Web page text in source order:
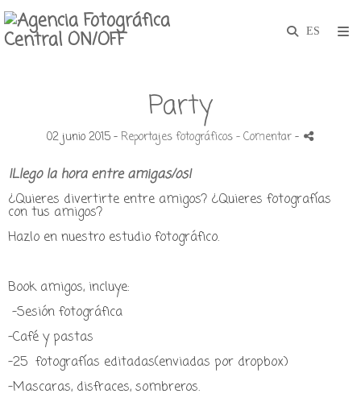
Party
02 junio 2015 -Reportajes fotográficos- Comentar-
¡Llego la hora entre amigas/os!
¿Quieres divertirte entre amigos? ¿Quieres fotografías
con tus amigos?
Hazlo en nuestro estudio fotográfico.
Book amigos, incluye:
-Sesión fotográfica
-Café y pastas
-25 fotografías editadas(enviadas por dropbox)
-Mascaras, disfraces, sombreros.